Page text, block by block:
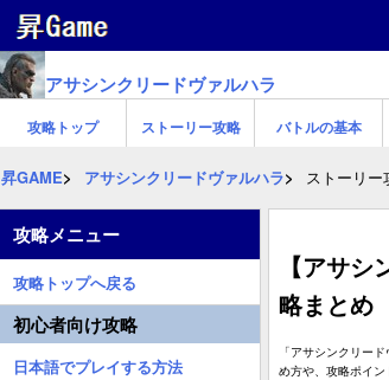
アサシンクリードヴァルハラ
攻略トップ ストーリー攻略 バトルの基本
昇GAME アサシンクリードヴァルハラ ストーリー
【アサ
略まとめ
「アサシンクリー
め方や、攻略ポイン
攻略メニュー
攻略トップへ戻る
初心者向け攻略
日本語でプレイする方法